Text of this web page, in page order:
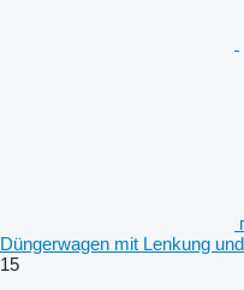
Düngerwagen mit Lenkung
15